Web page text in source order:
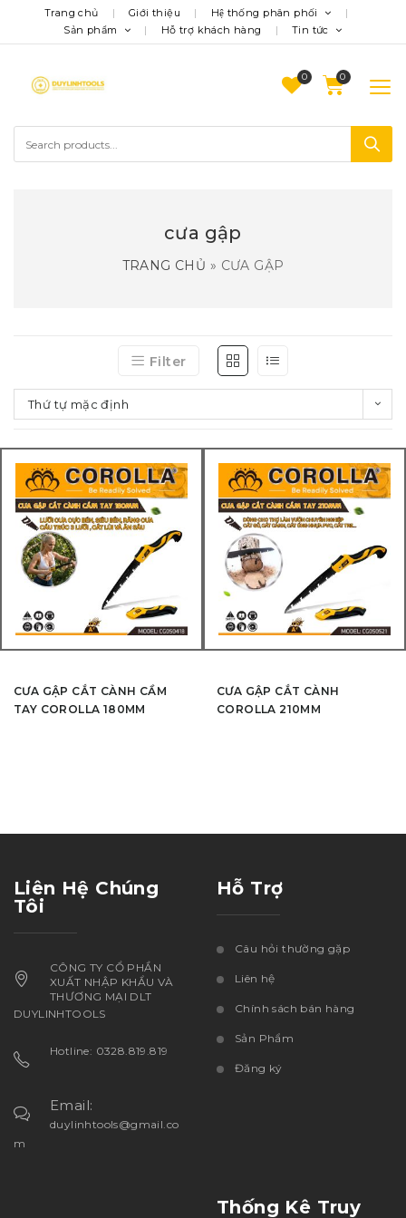
Trang chủ Giới thiệu
Hệ thống phân phối
Sản phẩm
Hỗ trợ khách hàng Tin tức
0
cưa gập
TRANG CHỦ » CƯA GẬP
Filter
Thứ tự mặc định
CƯA GẬP CẮT CÀNH CẦM
TAY COROLLA 180MM
CƯA GẬP CẮT CÀNH
COROLLA 210MM
Liên Hệ Chúng
Tôi
CÔNG TY CỔ PHẦN
XUẤT NHẬP KHẨU VÀ
THƯƠNG MẠI DLT
DUYLINHTOOLS
Hotline: 0328.819.819
Email:
duylinhtools@gmail.co
m
Hỗ Trợ
Câu hỏi thường gặp
Liên hệ
Chính sách bán hàng
Sản Phẩm
Đăng ký
Thống Kê Truy